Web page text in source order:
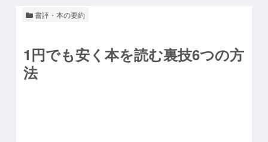
書評・本の要約
1円でも安く本を読む裏技6つの方
法